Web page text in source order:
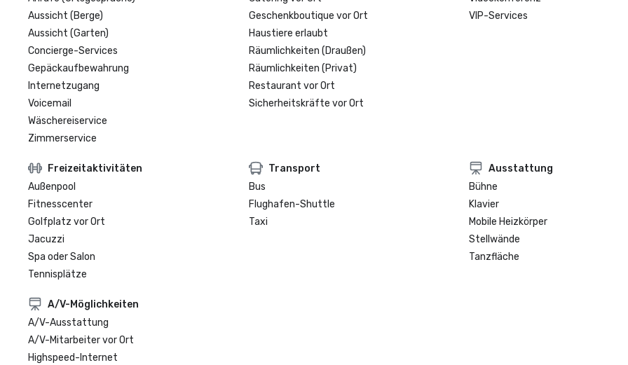
Aussicht (Berge)
Aussicht (Garten)
Concierge-Services
Gepäckaufbewahrung
Internetzugang
Voicemail
Wäschereiservice
Zimmerservice
Geschenkboutique vor Ort
Haustiere erlaubt
Räumlichkeiten (Draußen)
Räumlichkeiten (Privat)
Restaurant vor Ort
Sicherheitskräfte vor Ort
VIP-Services
Freizeitaktivitäten
Außenpool
Fitnesscenter
Golfplatz vor Ort
Jacuzzi
Spa oder Salon
Tennisplätze
Transport
Bus
Flughafen-Shuttle
Taxi
Ausstattung
Bühne
Klavier
Mobile Heizkörper
Stellwände
Tanzfläche
A/V-Möglichkeiten
A/V-Ausstattung
A/V-Mitarbeiter vor Ort
Highspeed-Internet